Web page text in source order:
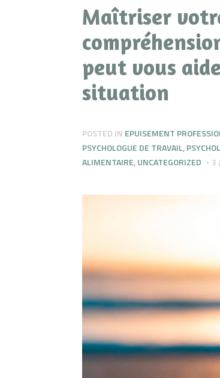
Maîtriser
peut vous
situation
POSTED IN EPUISEMENT
PSYCHOLOGUE DE TRAVAIL,
ALIMENTAIRE,UNCATEGORIZED 3